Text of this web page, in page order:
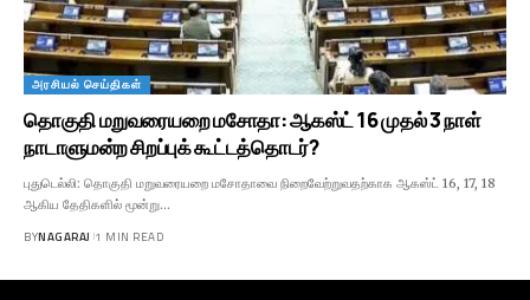
அரசியல் செய்திகள்
தொகுதி மறுவரையறை மசோதா: ஆகஸ்ட் 16 முதல் 3 நாள்
நாடாளுமன்ற சிறப்புக் கூட்டத்தொடர்?
புதுடெல்லி: தொகுதி மறுவரையறை மசோதாவை நிறைவேற்றுவதற்காக ஆகஸ்ட் 16, 17, 18
ஆகிய தேதிகளில் மூன்று…
BYNAGARAJ 1 MIN READ